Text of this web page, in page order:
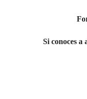
Si conoces